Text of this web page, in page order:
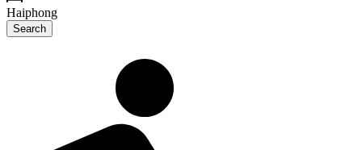
Haiphong
Search